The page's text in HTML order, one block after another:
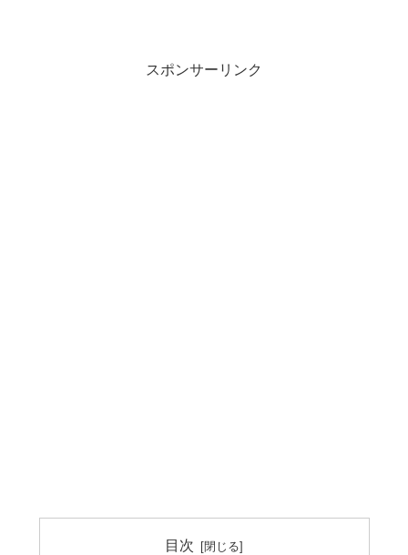
スポンサーリンク
目次